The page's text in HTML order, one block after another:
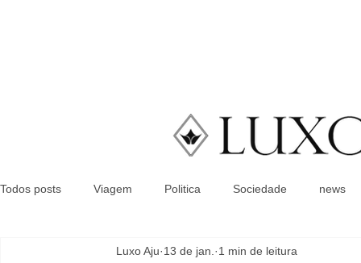
Todos posts Viagem Politica Sociedade news
Luxo Aju 13 de jan. 1 min de leitura